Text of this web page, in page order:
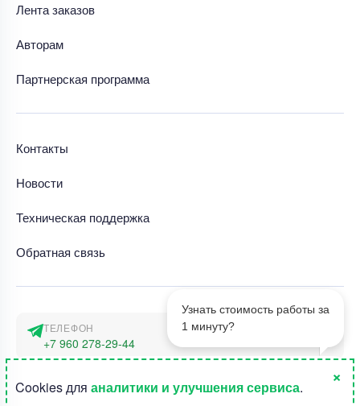
1
Узнать стоимость работы за
1 минуту?
Лента заказов
Авторам
Партнерская программа
Контакты
Новости
Техническая поддержка
Обратная связь
ТЕЛЕФОН
+7 960 278-29-44
г. Москва, наб. Тараса Шевченко 23а
Cookies для аналитики и улучшения сервиса.
×